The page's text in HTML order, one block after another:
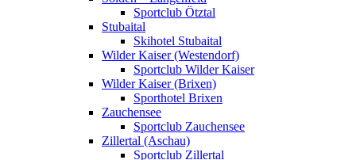
Sportclub Ötztal
Stubaital
Skihotel Stubaital
Wilder Kaiser (Westendorf)
Sportclub Wilder Kaiser
Wilder Kaiser (Brixen)
Sporthotel Brixen
Zauchensee
Sportclub Zauchensee
Zillertal (Aschau)
Sportclub Zillertal